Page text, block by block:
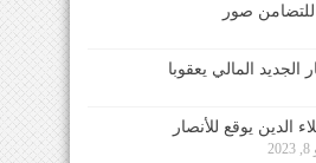
صور
المالي يعقوبا
الدين يوقع للأنصار